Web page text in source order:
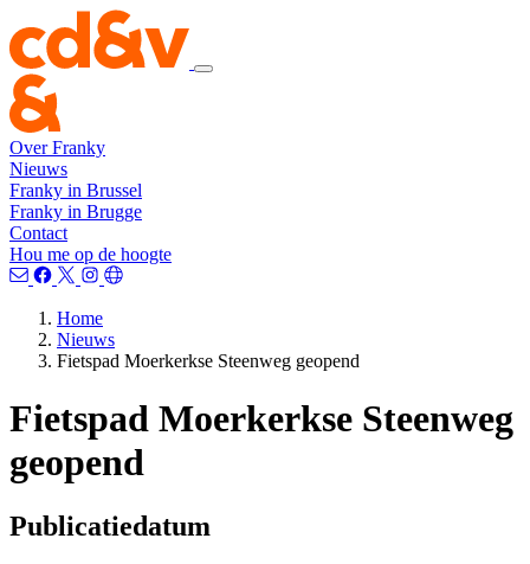
Over Franky
Nieuws
Franky in Brussel
Franky in Brugge
Contact
Hou me op de hoogte
Home
Nieuws
Fietspad Moerkerkse Steenweg geopend
Fietspad Moerkerkse Steenweg
geopend
Publicatiedatum